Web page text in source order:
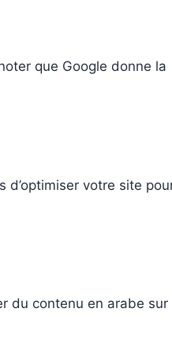
que Google donne la
votre site
du contenu en arabe sur